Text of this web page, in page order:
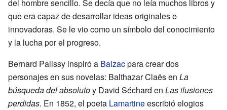
del hombre sencillo. Se decía que no leía muchos libros y
que era capaz de desarrollar ideas originales e
innovadoras. Se le vio como un símbolo del conocimiento
y la lucha por el progreso.
Bernard Palissy inspiró a Balzacpara crear dos
personajes en sus novelas: Balthazar Claës en La
búsqueda del absolutoy David Séchard en Las ilusiones
perdidas. En 1852, el poeta Lamartineescribió elogios